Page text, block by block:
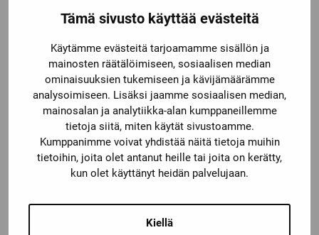
Tämä sivusto käyttää evästeitä
Käytämme evästeitä tarjoamamme sisällön ja
mainosten räätälöimiseen, sosiaalisen median
ominaisuuksien tukemiseen ja kävijämäärämme
analysoimiseen. Lisäksi jaamme sosiaalisen median,
mainosalan ja analytiikka-alan kumppaneillemme
tietoja siitä, miten käytät sivustoamme.
Kumppanimme voivat yhdistää näitä tietoja muihin
tietoihin, joita olet antanut heille tai joita on kerätty,
kun olet käyttänyt heidän palvelujaan.
Kiellä
3RT1075-2NP36